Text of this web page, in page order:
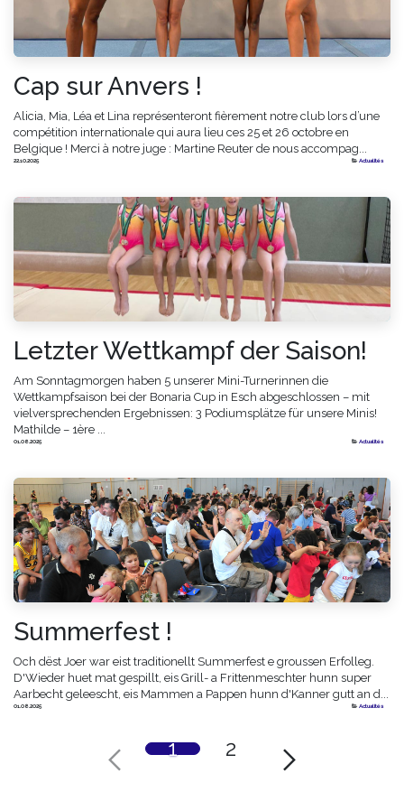
Cap sur Anvers !
Alicia, Mia, Léa et Lina représenteront fièrement notre club lors d’une
compétition internationale qui aura lieu ces 25 et 26 octobre en
Belgique ! Merci à notre juge : Martine Reuter de nous accompag...
22.10.2025 Actualités
Letzter Wettkampf der Saison!
Am Sonntagmorgen haben 5 unserer Mini-Turnerinnen die
Wettkampfsaison bei der Bonaria Cup in Esch abgeschlossen – mit
vielversprechenden Ergebnissen: 3 Podiumsplätze für unsere Minis!
Mathilde – 1ère ...
01.08.2025 Actualités
Summerfest !
Och dëst Joer war eist traditionellt Summerfest e groussen Erfolleg.
D'Wieder huet mat gespillt, eis Grill- a Frittenmeschter hunn super
Aarbecht geleescht, eis Mammen a Pappen hunn d'Kanner gutt an d...
01.08.2025 Actualités
1 2